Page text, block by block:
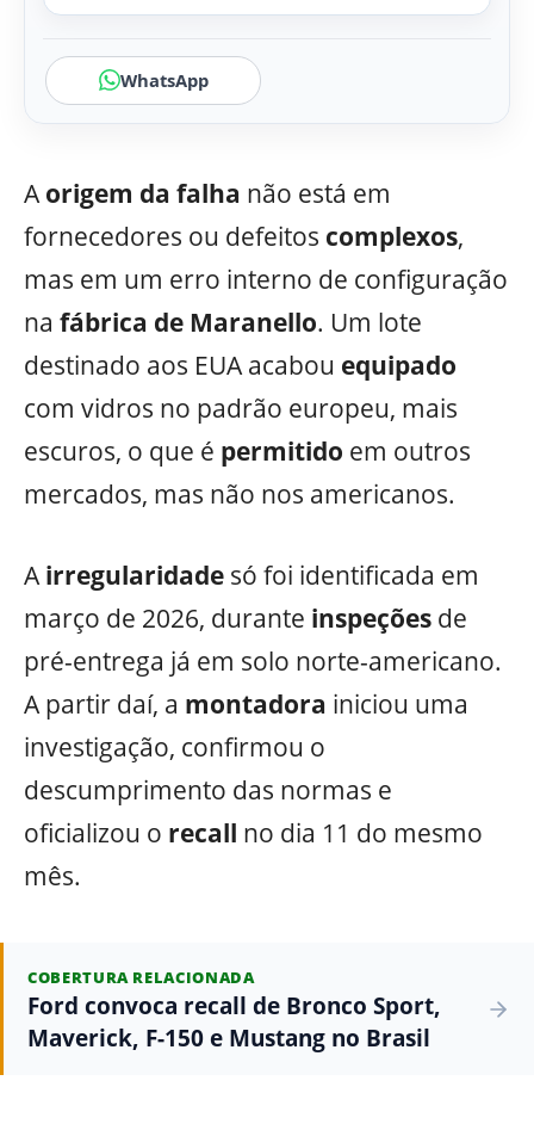
WhatsApp
Aorigem da falha não está em
fornecedores ou defeitos complexos,
mas em um erro interno de configuração
na fábrica de Maranello. Um lote
destinado aos EUA acabou equipado
com vidros no padrão europeu, mais
escuros, o que é permitido em outros
mercados, mas não nos americanos.
Airregularidade só foi identificada em
março de 2026, durante inspeções de
pré-entrega já em solo norte-americano.
A partir daí, a montadora iniciou uma
investigação, confirmou o
descumprimento das normas e
oficializou o recall no dia 11 do mesmo
mês.
COBERTURA RELACIONADA
Ford convoca recall de Bronco Sport,
Maverick, F-150 e Mustang no Brasil